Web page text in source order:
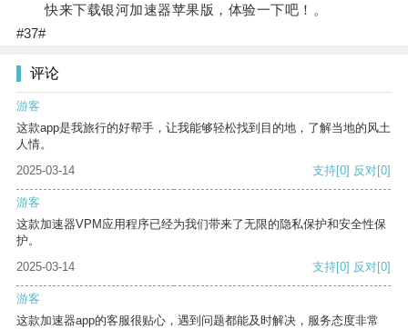
快来下载银河加速器苹果版，体验一下吧！。
#37#
评论
游客
这款app是我旅行的好帮手，让我能够轻松找到目的地，了解当地的风土
人情。
2025-03-14
支持[0] 反对[0]
游客
这款加速器VPM应用程序已经为我们带来了无限的隐私保护和安全性保
护。
2025-03-14
支持[0] 反对[0]
游客
这款加速器app的客服很贴心，遇到问题都能及时解决，服务态度非常